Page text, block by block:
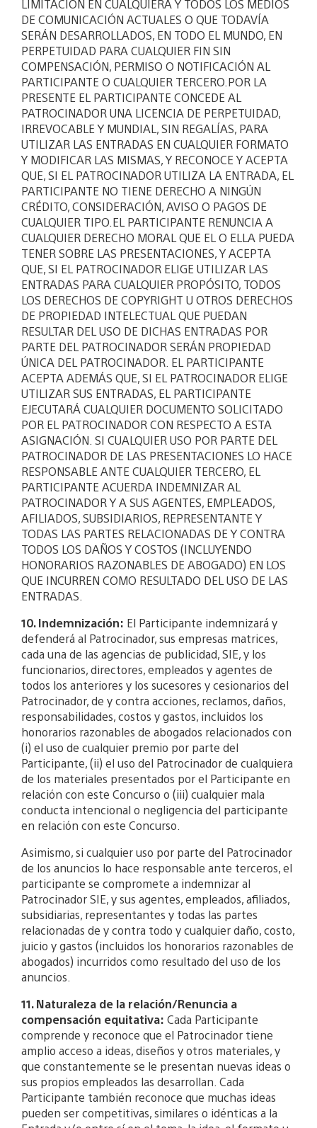
LIMITACIÓN EN CUALQUIERA Y TODOS LOS MEDIOS
DE COMUNICACIÓN ACTUALES O QUE TODAVÍA
SERÁN DESARROLLADOS, EN TODO EL MUNDO, EN
PERPETUIDAD PARA CUALQUIER FIN SIN
COMPENSACIÓN, PERMISO O NOTIFICACIÓN AL
PARTICIPANTE O CUALQUIER TERCERO.POR LA
PRESENTE EL PARTICIPANTE CONCEDE AL
PATROCINADOR UNA LICENCIA DE PERPETUIDAD,
IRREVOCABLE Y MUNDIAL, SIN REGALÍAS, PARA
UTILIZAR LAS ENTRADAS EN CUALQUIER FORMATO
Y MODIFICAR LAS MISMAS, Y RECONOCE Y ACEPTA
QUE, SI EL PATROCINADOR UTILIZA LA ENTRADA, EL
PARTICIPANTE NO TIENE DERECHO A NINGÚN
CRÉDITO, CONSIDERACIÓN, AVISO O PAGOS DE
CUALQUIER TIPO.EL PARTICIPANTE RENUNCIA A
CUALQUIER DERECHO MORAL QUE EL O ELLA PUEDA
TENER SOBRE LAS PRESENTACIONES, Y ACEPTA
QUE, SI EL PATROCINADOR ELIGE UTILIZAR LAS
ENTRADAS PARA CUALQUIER PROPÓSITO, TODOS
LOS DERECHOS DE COPYRIGHT U OTROS DERECHOS
DE PROPIEDAD INTELECTUAL QUE PUEDAN
RESULTAR DEL USO DE DICHAS ENTRADAS POR
PARTE DEL PATROCINADOR SERÁN PROPIEDAD
ÚNICA DEL PATROCINADOR. EL PARTICIPANTE
ACEPTA ADEMÁS QUE, SI EL PATROCINADOR ELIGE
UTILIZAR SUS ENTRADAS, EL PARTICIPANTE
EJECUTARÁ CUALQUIER DOCUMENTO SOLICITADO
POR EL PATROCINADOR CON RESPECTO A ESTA
ASIGNACIÓN. SI CUALQUIER USO POR PARTE DEL
PATROCINADOR DE LAS PRESENTACIONES LO HACE
RESPONSABLE ANTE CUALQUIER TERCERO, EL
PARTICIPANTE ACUERDA INDEMNIZAR AL
PATROCINADOR Y A SUS AGENTES, EMPLEADOS,
AFILIADOS, SUBSIDIARIOS, REPRESENTANTE Y
TODAS LAS PARTES RELACIONADAS DE Y CONTRA
TODOS LOS DAÑOS Y COSTOS (INCLUYENDO
HONORARIOS RAZONABLES DE ABOGADO) EN LOS
QUE INCURREN COMO RESULTADO DEL USO DE LAS
ENTRADAS.
10. Indemnización: El Participante indemnizará y
defenderá al Patrocinador, sus empresas matrices,
cada una de las agencias de publicidad, SIE, y los
funcionarios, directores, empleados y agentes de
todos los anteriores y los sucesores y cesionarios del
Patrocinador, de y contra acciones, reclamos, daños,
responsabilidades, costos y gastos, incluidos los
honorarios razonables de abogados relacionados con
(i) el uso de cualquier premio por parte del
Participante, (ii) el uso del Patrocinador de cualquiera
de los materiales presentados por el Participante en
relación con este Concurso o (iii) cualquier mala
conducta intencional o negligencia del participante
en relación con este Concurso.
Asimismo, si cualquier uso por parte del Patrocinador
de los anuncios lo hace responsable ante terceros, el
participante se compromete a indemnizar al
Patrocinador SIE, y sus agentes, empleados, afiliados,
subsidiarias, representantes y todas las partes
relacionadas de y contra todo y cualquier daño, costo,
juicio y gastos (incluidos los honorarios razonables de
abogados) incurridos como resultado del uso de los
anuncios.
11. Naturaleza de la relación/Renuncia a
compensación equitativa: Cada Participante
comprende y reconoce que el Patrocinador tiene
amplio acceso a ideas, diseños y otros materiales, y
que constantemente se le presentan nuevas ideas o
sus propios empleados las desarrollan. Cada
Participante también reconoce que muchas ideas
pueden ser competitivas, similares o idénticas a la